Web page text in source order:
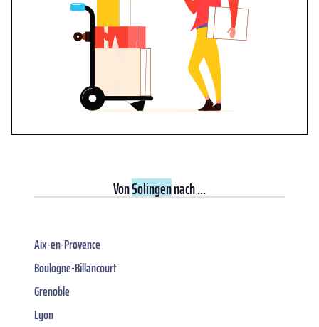
VonSolingennach ...
Aix-en-Provence
Boulogne-Billancourt
Grenoble
Lyon